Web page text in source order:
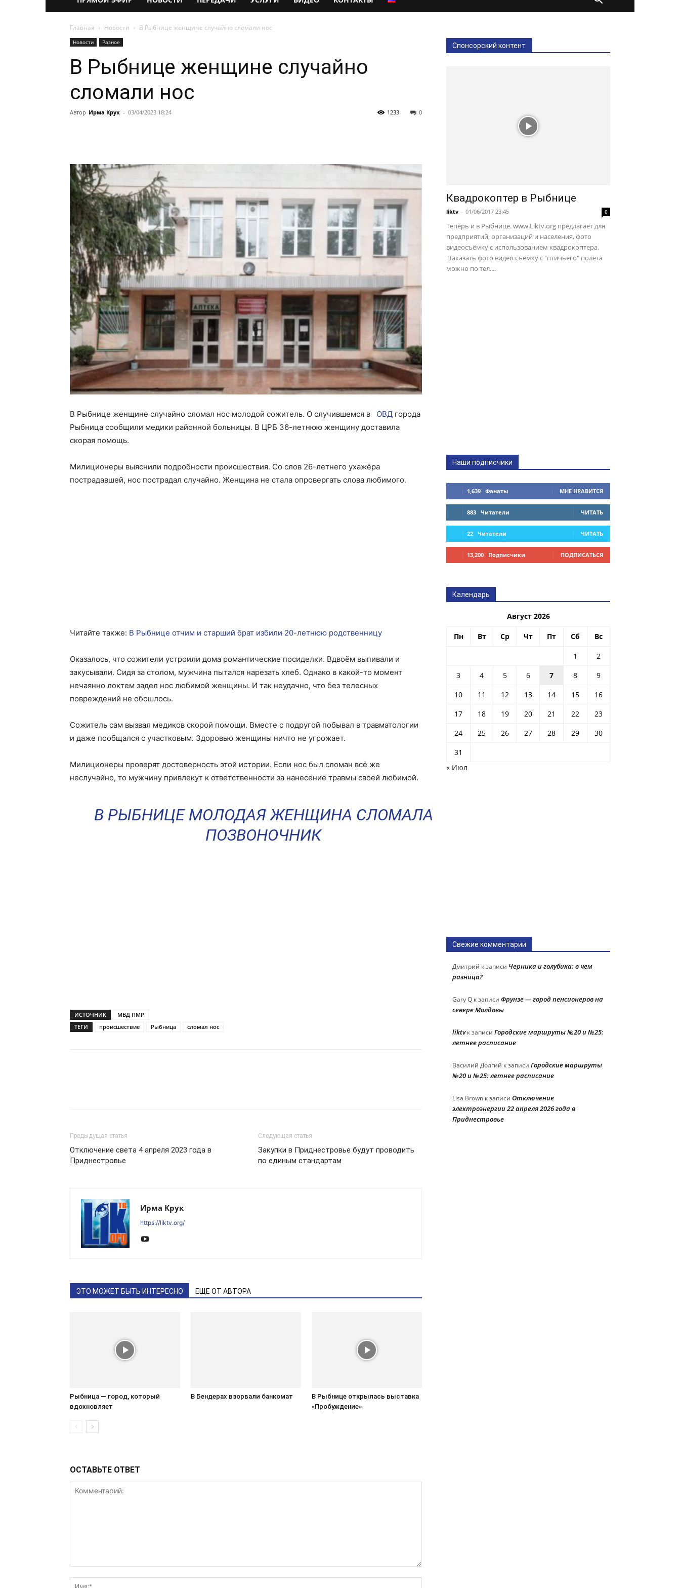
Главная Новости В Рыбнице женщине случайно сломали нос
Новости Разное
В Рыбнице женщине случайно
сломали нос
Автор Ирма Крук - 03/04/2023 18:24 0
1233
В Рыбнице женщине случайно сломал нос молодой сожитель. О случившемся в ОВД города
Рыбница сообщили медики районной больницы. В ЦРБ 36-летнюю женщину доставила
скорая помощь.
Милиционеры выяснили подробности происшествия. Со слов 26-летнего ухажёра
пострадавшей, нос пострадал случайно. Женщина не стала опровергать слова любимого.
Читайте также: В Рыбнице отчим и старший брат избили 20-летнюю родственницу
Оказалось, что сожители устроили дома романтические посиделки. Вдвоём выпивали и
закусывали. Сидя за столом, мужчина пытался нарезать хлеб. Однако в какой-то момент
нечаянно локтем задел нос любимой женщины. И так неудачно, что без телесных
повреждений не обошлось.
Сожитель сам вызвал медиков скорой помощи. Вместе с подругой побывал в травматологии
и даже пообщался с участковым. Здоровью женщины ничто не угрожает.
Милиционеры проверят достоверность этой истории. Если нос был сломан всё же
неслучайно, то мужчину привлекут к ответственности за нанесение травмы своей любимой.
В РЫБНИЦЕ МОЛОДАЯ ЖЕНЩИНА СЛОМАЛА
ПОЗВОНОЧНИК
ИСТОЧНИК
МВД ПМР
ТЕГИ
происшествие Рыбница сломал нос
Предыдущая статья
Отключение света 4 апреля 2023 года в
Приднестровье
Следующая статья
Закупки в Приднестровье будут проводить
по единым стандартам
Ирма Крук
https://liktv.org/
ЭТО МОЖЕТ БЫТЬ ИНТЕРЕСНО ЕЩЕ ОТ АВТОРА
Рыбница — город, который
вдохновляет
В Бендерах взорвали банкомат
В Рыбнице открылась выставка
«Пробуждение»
ОСТАВЬТЕ ОТВЕТ
Спонсорский контент
Квадрокоптер в Рыбнице
liktv - 01/06/2017 23:45 0
Теперь и в Рыбнице. www.Liktv.org предлагает для
предприятий, организаций и населения, фото
видеосъёмку с использованием квадрокоптера.
Заказать фото видео съёмку с "птичьего" полета
можно по тел....
Наши подписчики
1,639 Фанаты МНЕ НРАВИТСЯ
883 Читатели ЧИТАТЬ
22 Читатели ЧИТАТЬ
13,200 Подписчики ПОДПИСАТЬСЯ
Календарь
Август 2026
Пн Вт Ср Чт Пт Сб Вс
1
2
3
4 5 6 7 8
9
10
11 12 13 14 15
16
17
18 19 20 21 22
23
24
25 26 27 28 29
30
31
« Июл
Свежие комментарии
Дмитрий к записи Черника и голубика: в чем
разница?
Gary Q к записи Фрунзе — город пенсионеров на
севере Молдовы
liktvк записи Городские маршруты №20 и №25:
летнее расписание
Василий Долгий к записи Городские маршруты
№20 и №25: летнее расписание
Lisa Brown к записи Отключение
электроэнергии 22 апреля 2026 года в
Приднестровье